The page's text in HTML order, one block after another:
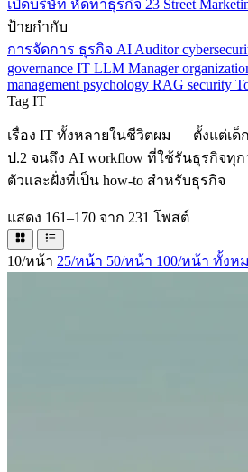
เปิดบริษัท หัดทำธุรกิจ 23 Street
ป้ายกำกับ
การจัดการ ธุรกิจ AI Auditor
governance IT LLM Manager
management psychology RAG security
Tag IT
เรื่อง IT ทั้งหลายในชีวิตผม — ตั้งแต่เด็
ป.2 จนถึง AI workflow ที่ใช้รันธุรกิจทุก
ตัวและฝั่งที่เป็น how-to สำหรับธุรกิจ
แสดง 161–170 จาก 231 โพสต์
10/หน้า 25/หน้า 50/หน้า 100/หน้า ทั้งห